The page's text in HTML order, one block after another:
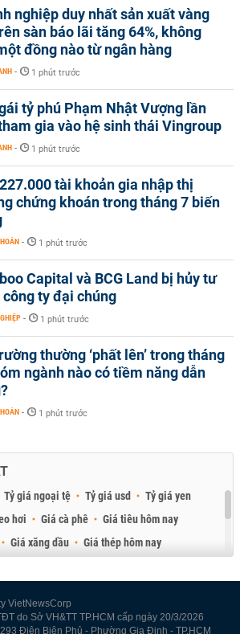
nghiệp duy nhất sản xuất vàng
sàn báo lãi tăng 64%, không
đồng nào từ ngân hàng
- 1 phút trước
tỷ phú Phạm Nhật Vượng lần
gia vào hệ sinh thái Vingroup
- 1 phút trước
tài khoản gia nhập thị
chứng khoán trong tháng 7 biến
- 1 phút trước
Capital và BCG Land bị hủy tư
công ty đại chúng
- 1 phút trước
thường ‘phất lên’ trong tháng
ngành nào có tiềm năng dẫn
- 1 phút trước
Tỷ giá ngoại tệ Tỷ giá usd
Tỷ giá yen
hơi Giá cà phê
Giá tiêu hôm nay
Giá xăng dầu
Giá thép hôm nay
VietNewsCorp
do Sở VH&TT TP.HCM cấp ngày 20/3/2026
Điện Biên Phủ - Phường Gia Định - TP.HCM